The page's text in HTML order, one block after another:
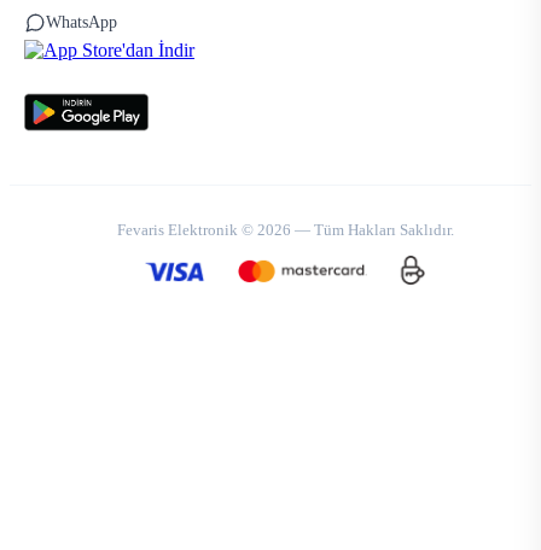
WhatsApp
Fevaris Elektronik © 2026 — Tüm Hakları Saklıdır.